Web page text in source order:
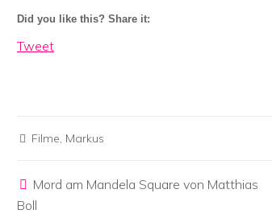
Did you like this? Share it:
Tweet
Filme, Markus
Post navigation
Mord am Mandela Square von Matthias
Boll